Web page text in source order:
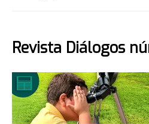
Revista Diálogos